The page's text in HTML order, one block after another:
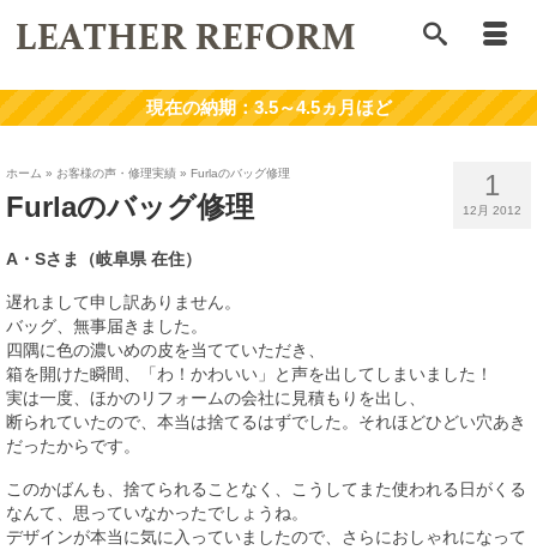
1
12月 2012
ホーム » お客様の声・修理実績 » Furlaのバッグ修理
Furlaのバッグ修理
A・Sさま（岐阜県 在住）
遅れまして申し訳ありません。
バッグ、無事届きました。
四隅に色の濃いめの皮を当てていただき、
箱を開けた瞬間、「わ！かわいい」と声を出してしまいました！
実は一度、ほかのリフォームの会社に見積もりを出し、
断られていたので、本当は捨てるはずでした。それほどひどい穴あき
だったからです。
このかばんも、捨てられることなく、こうしてまた使われる日がくる
なんて、思っていなかったでしょうね。
デザインが本当に気に入っていましたので、さらにおしゃれになって